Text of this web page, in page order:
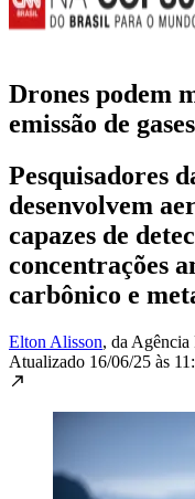
Drones podem
emissão de
Pesquisadores
desenvolvem
capazes de
concentrações
carbônico e
Elton Alisson, da Agência
Atualizado 16/06/25 às